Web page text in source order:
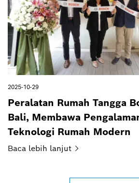
2025-10-29
Peralatan Rumah Tangga
Bali, Membawa
Teknologi Rumah Modern
Baca lebih lanjut